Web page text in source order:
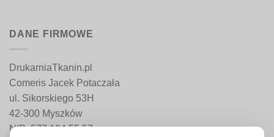
DANE FIRMOWE
DrukarniaTkanin.pl
Comeris Jacek Potaczała
ul. Sikorskiego 53H
42-300 Myszków
NIP: 577 194 55 57